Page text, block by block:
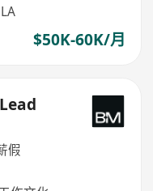
$50K-60K/月
假